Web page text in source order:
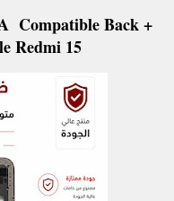
Compatible Back +
Redmi 15 .